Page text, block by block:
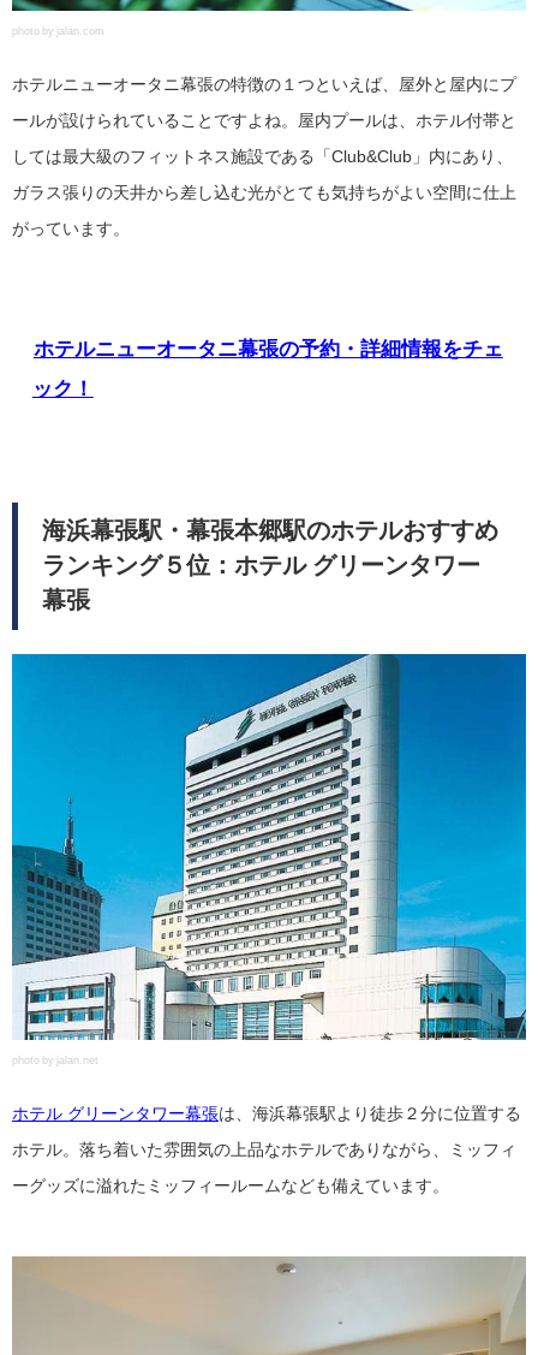
photo by jalan.com
ホテルニューオータニ幕張の特徴の１つといえば、屋外と屋内にプ
ールが設けられていることですよね。屋内プールは、ホテル付帯と
しては最大級のフィットネス施設である「Club&Club」内にあり、
ガラス張りの天井から差し込む光がとても気持ちがよい空間に仕上
がっています。
ホテルニューオータニ幕張の予約・詳細情報をチェ
ック！
海浜幕張駅・幕張本郷駅のホテルおすすめ
ランキング５位：ホテル グリーンタワー
幕張
photo by jalan.net
ホテル グリーンタワー幕張は、海浜幕張駅より徒歩２分に位置する
ホテル。落ち着いた雰囲気の上品なホテルでありながら、ミッフィ
ーグッズに溢れたミッフィールームなども備えています。